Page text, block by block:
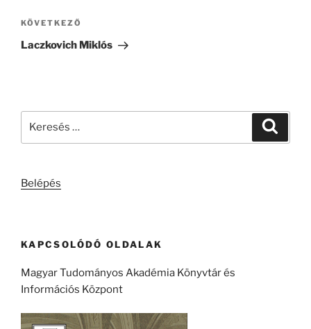
Következő
bejegyzés
KÖVETKEZŐ
Laczkovich Miklós
Belépés
KAPCSOLÓDÓ OLDALAK
Magyar Tudományos Akadémia Könyvtár és
Információs Központ